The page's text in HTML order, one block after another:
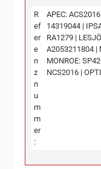
R
ef
er
e
n
z
n
u
m
m
er
:
APEC:
14319044 |
RA1279 |
A2053211804 |
MONROE:
NCS2016 |